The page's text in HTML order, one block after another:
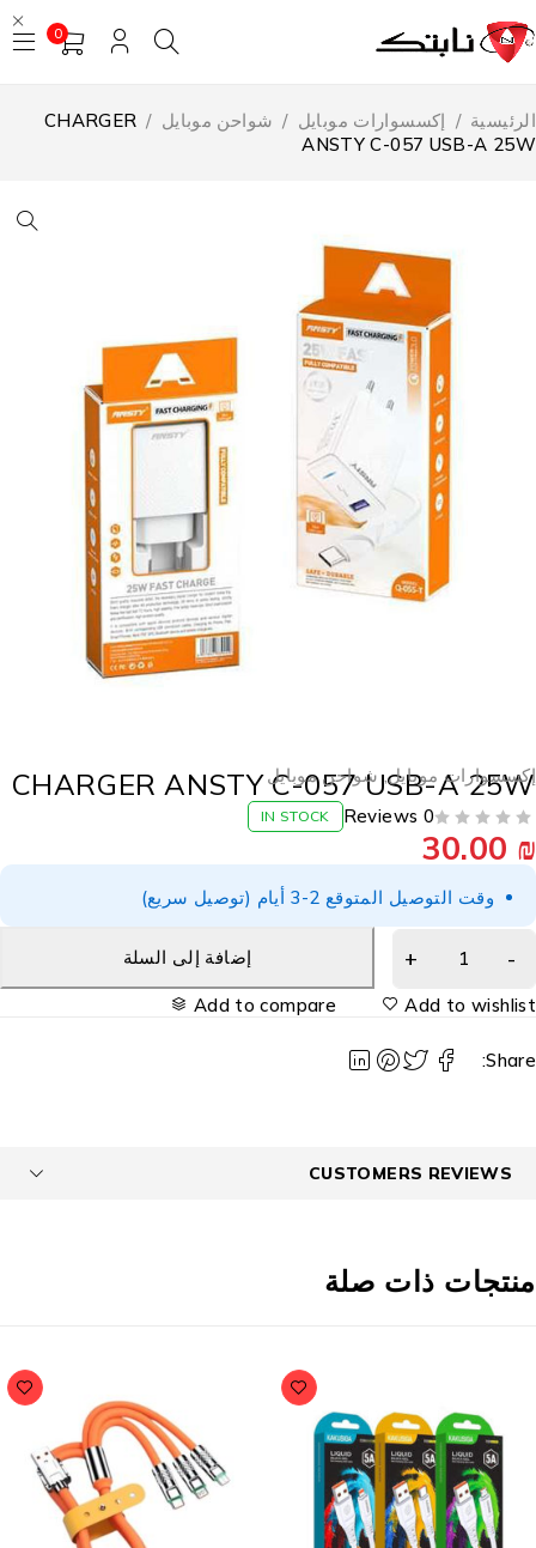
0
/ إكسسوارات موبايل شواحن موبايل
CHARGER
ANSTY C-057 USB-A
موبايل,شواحن موبايل
CHARGER ANSTY C-057 USB-A
0 Reviews
IN STOCK
30.00
وقت التوصيل المتوقع 2-3 أيام (توصيل سريع)
إضافة إلى السلة
Add to
Add to compare
CUSTOMERS REVIEWS
ذات صلة